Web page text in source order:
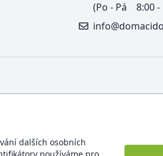
dalších osobních
(Po - Pá 8:00 -